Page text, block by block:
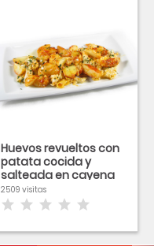
Huevos revueltos con
patata cocida y
salteada en cayena
2509 visitas